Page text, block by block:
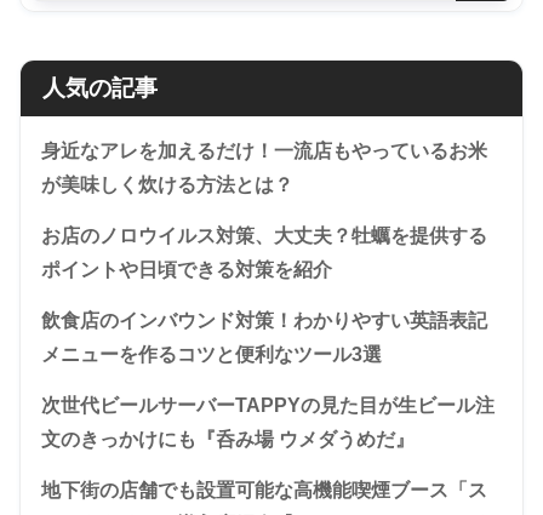
人気の記事
身近なアレを加えるだけ！一流店もやっているお米
が美味しく炊ける方法とは？
お店のノロウイルス対策、大丈夫？牡蠣を提供する
ポイントや日頃できる対策を紹介
飲食店のインバウンド対策！わかりやすい英語表記
メニューを作るコツと便利なツール3選
次世代ビールサーバーTAPPYの見た目が生ビール注
文のきっかけにも『呑み場 ウメダうめだ』
地下街の店舗でも設置可能な高機能喫煙ブース「ス